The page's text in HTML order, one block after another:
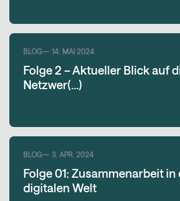
BLOG 14. MAI 2024
Folge 2 – Aktueller Blick auf
Netzwer(…)
BLOG 3. APR. 2024
Folge 01: Zusammenarbeit in
digitalen Welt